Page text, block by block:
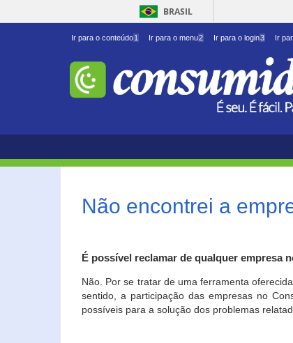
BRASIL
Ir para o conteúdo1 Ir para o menu2 Ir para o login3 Ir
Não encontrei a
É possível reclamar de qualquer empresa
Não. Por se tratar de uma ferramenta
sentido, a participação das empresas no
possíveis para a solução dos problemas